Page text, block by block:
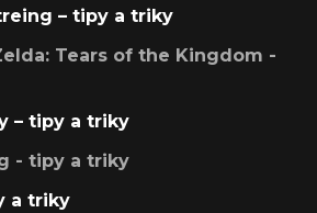
– tipy a triky
Tears of the Kingdom -
– tipy a triky
- tipy a triky
a triky